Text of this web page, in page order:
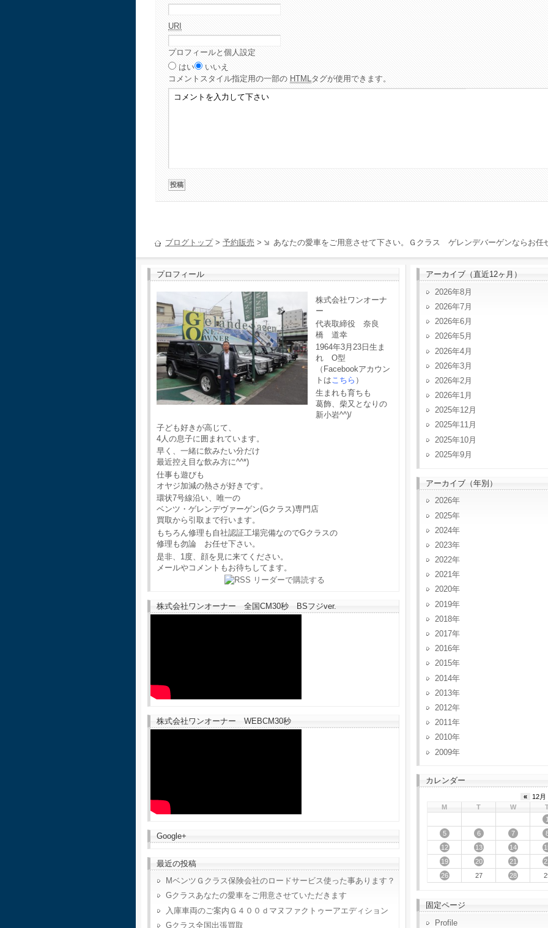
URI
プロフィールと個人設定
はい
いいえ
コメント スタイル指定用の一部の HTMLタグが使用できます。
ブログトップ> 予約販売 > あなたの愛車をご用意させて下さい。Ｇクラス ゲレンデバーゲンならお任
プロフィール
株式会社ワンオーナ
ー
代表取締役 奈良
橋 道幸
1964年3月23日生ま
れ O型
（Facebookアカウン
トはこちら ）
生まれも育ちも
葛飾、柴又となりの
新小岩^^)/
子ども好きが高じて、
4人の息子に囲まれています。
早く、一緒に飲みたい分だけ
最近控え目な飲み方に^^*)
仕事も遊びも
オヤジ加減の熱さが好きです。
環状7号線沿い、唯一の
ベンツ・ゲレンデヴァーゲン(Gクラス)専門店
買取から引取まで行います。
もちろん修理も自社認証工場完備なのでGクラスの
修理も勿論 お任せ下さい。
是非、1度、顔を見に来てください。
メールやコメントもお待ちしてます。
株式会社ワンオーナー 全国CM30秒 BSフジver.
株式会社ワンオーナー WEBCM30秒
Google+
最近の投稿
MベンツＧクラス保険会社のロードサービス使った事あります？
Gクラスあなたの愛車をご用意させていただきます
入庫車両のご案内Ｇ４００ｄマヌファクトゥーアエディション
Gクラス全国出張買取
アーカイブ（直近12ヶ月）
2026年8月
2026年7月
2026年6月
2026年5月
2026年4月
2026年3月
2026年2月
2026年1月
2025年12月
2025年11月
2025年10月
2025年9月
アーカイブ（年別）
2026
2025
2024
2023
2022
2021
2020
2019
2018
2017
2016
2015
2014
2013
2012
2011
2010
2009
カレンダー
«
12
M
T W
5
6 7
12
13 14
19
20 21
26
27 28
固定ページ
Profile